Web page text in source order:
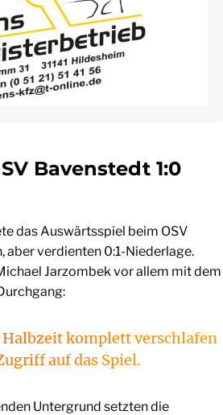
Bavenstedt 1:0
das Auswärtsspiel beim OSV
aber verdienten 0:1-Niederlage.
Jarzombek vor allem mit dem
Halbzeit komplett verschlafen
auf das Spiel.
Untergrund setzten die